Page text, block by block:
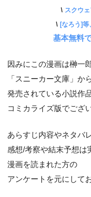
\ スクウ
\ [なろう]等
基本無料
因みにこの漫画は榊一
「スニーカー文庫」か
発売されている小説作
コミカライズ版でござ
あらすじ内容やネタバレ
感想/考察や結末予想は
漫画を読まれた方の
アンケートを元にして